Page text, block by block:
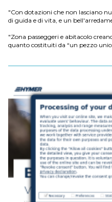
"Con dotazioni che non lasciano
di guida e di vita, e un
"Zona passeggeri e abitacolo
quanto costituiti da “un pezzo